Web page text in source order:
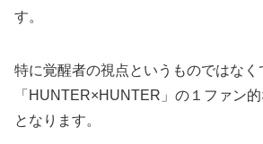
す。
特に覚醒者の視点というものではなく
「HUNTER×HUNTER」の１ファン
となります。